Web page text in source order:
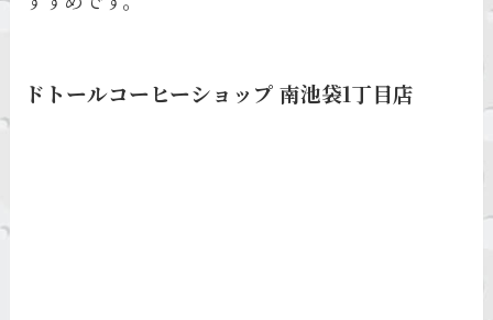
ドトールコーヒーショップ 南池袋1丁目店